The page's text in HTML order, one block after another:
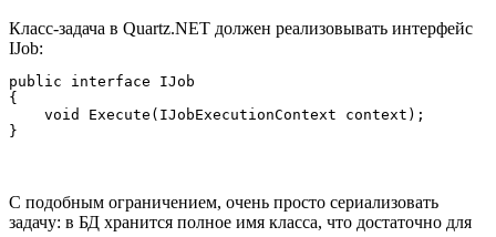
Класс-задача в Quartz.NET должен реализовывать интерфейс
IJob:
public interface IJob
{
    void Execute(IJobExecutionContext context);
}
С подобным ограничением, очень просто сериализовать
задачу: в БД хранится полное имя класса, что достаточно для